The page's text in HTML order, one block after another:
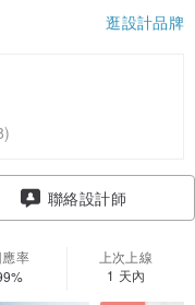
逛設計品牌
聯絡設計師
應率
上次上線
1 天內